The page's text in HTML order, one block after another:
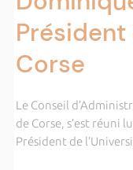
Corse
Le Conseil
de Corse, s’est réuni
Président de